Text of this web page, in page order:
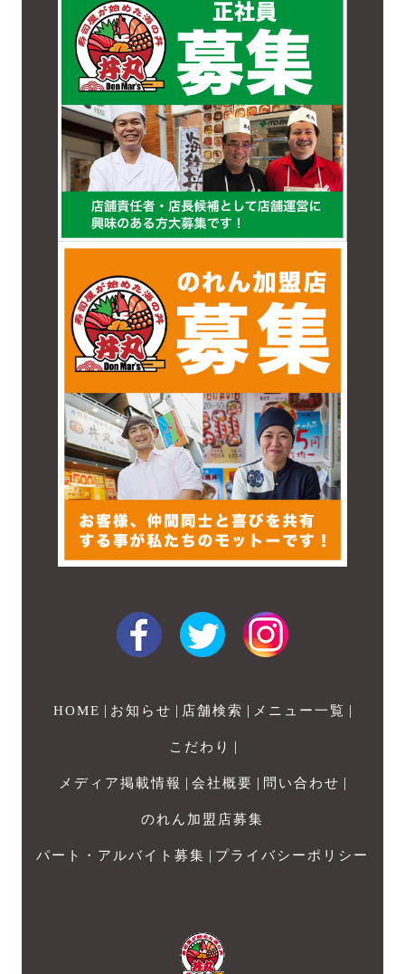
HOME | お知らせ | 店舗検索 | メニュー一覧 |
こだわり |
メディア掲載情報 | 会社概要 | 問い合わせ |
のれん加盟店募集
パート・アルバイト募集 | プライバシーポリシー